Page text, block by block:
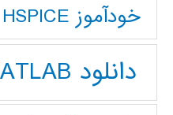
خودآموز HSPICE
دانلود MATLAB